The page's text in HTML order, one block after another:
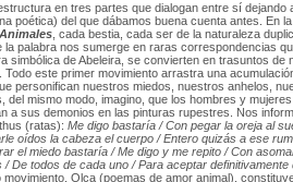
en tres partes que dialogan entre sí dejando
poética) del que dábamos buena cuenta antes. En
, cada bestia, cada ser de la naturaleza
la palabra nos sumerge en raras correspondencias
simbólica de Abeleira, se convierten en trasuntos de
Todo este primer movimiento arrastra una
personifican nuestros miedos, nuestros anhelos,
del mismo modo, imagino, que los hombres y
a sus demonios en las pinturas rupestres. Nos
(ratas): Me digo bastaría / Con pegar la oreja al
oídos la cabeza el cuerpo / Entero quizás a ese
el miedo bastaría / Me digo y me repito / Con
/ De todos de cada uno / Para aceptar definitivamente
movimiento, Olca (poemas de amor animal),